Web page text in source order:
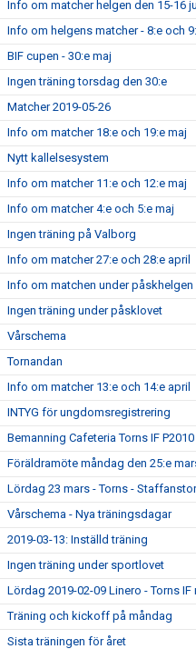
Info om matcher helgen den 15-16
Info om helgens matcher - 8:e och
BIF cupen - 30:e maj
Ingen träning torsdag den 30:e
Matcher 2019-05-26
Info om matcher 18:e och 19:e maj
Nytt kallelsesystem
Info om matcher 11:e och 12:e maj
Info om matcher 4:e och 5:e maj
Ingen träning på Valborg
Info om matcher 27:e och 28:e april
Info om matchen under påskhelgen
Ingen träning under påsklovet
Vårschema
Tornandan
Info om matcher 13:e och 14:e april
INTYG för ungdomsregistrering
Bemanning Cafeteria Torns IF
Föräldramöte måndag den 25:e
Lördag 23 mars - Torns -
Vårschema - Nya träningsdagar
2019-03-13: Inställd träning
Ingen träning under sportlovet
Lördag 2019-02-09 Linero - Torns
Träning och kickoff på måndag
Sista träningen för året